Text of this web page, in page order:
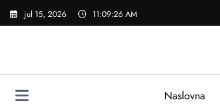
Skoči
jul 15, 2026 11:09:26 AM
Naslovna